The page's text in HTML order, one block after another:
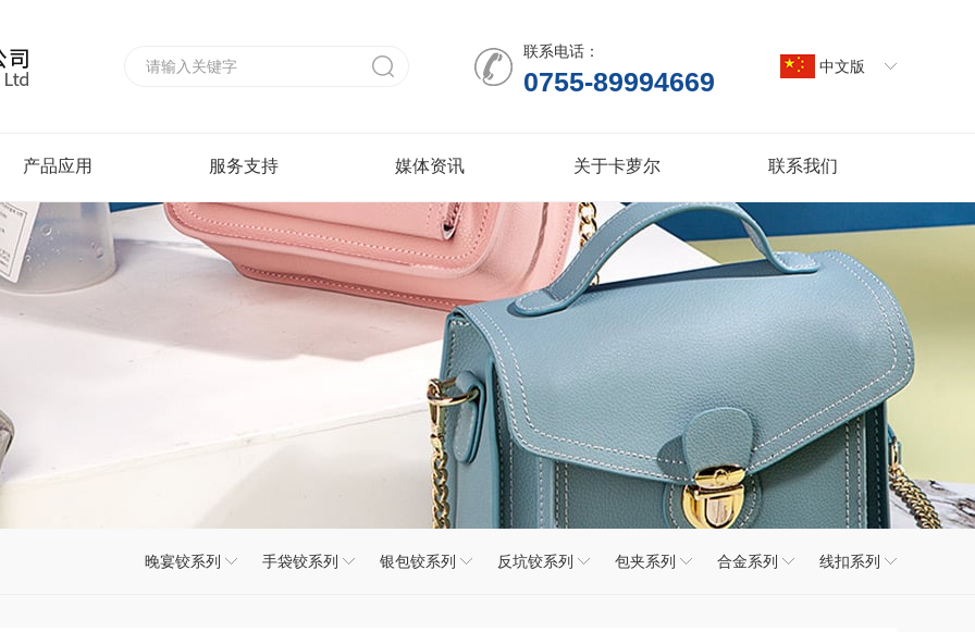
中文版
联系电话：
0755-89994669
产品应用 服务支持 媒体资讯 关于卡萝尔 联系我们
晚宴铰系列 手袋铰系列 银包铰系列 反坑铰系列 包夹系列 合金系列 线扣系列